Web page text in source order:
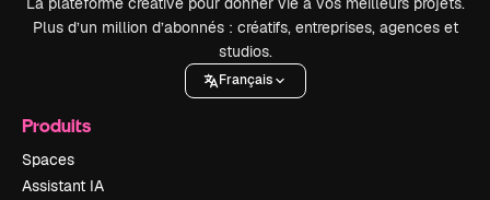
Plus d’un million d’abonnés : créatifs, entreprises, agences et
studios.
Français
Produits
Spaces
Assistant IA